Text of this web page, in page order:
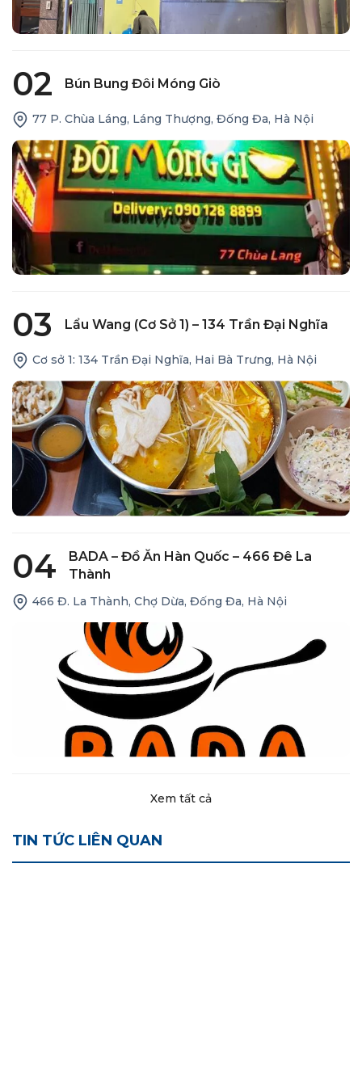
02 Bún Bung Đôi Móng Giò
77 P. Chùa Láng, Láng Thượng, Đống Đa, Hà Nội
03 Lẩu Wang (cơ Sở 1) – 134 Trần Đại Nghĩa
Cơ sở 1: 134 Trần Đại Nghĩa, Hai Bà Trưng, Hà Nội
04
BADA – Đồ Ăn Hàn Quốc – 466 Đê La
Thành
466 Đ. La Thành, Chợ Dừa, Đống Đa, Hà Nội
Xem tất cả
TIN TỨC LIÊN QUAN